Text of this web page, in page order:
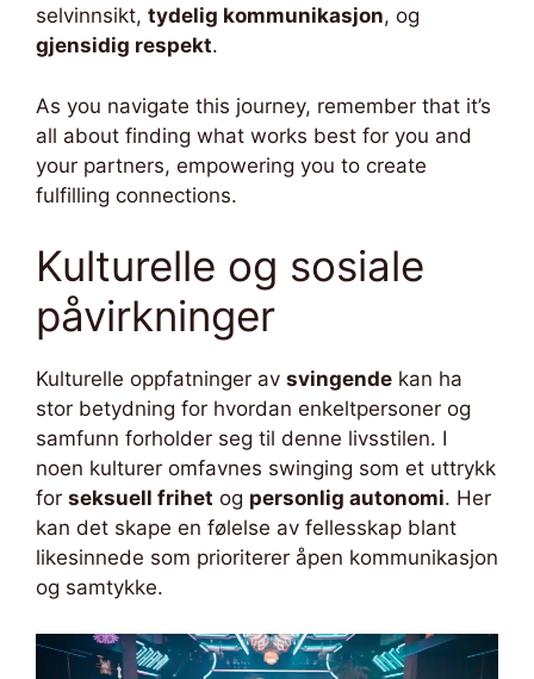
selvinnsikt, tydelig kommunikasjon, og
gjensidig respekt.
As you navigate this journey, remember that it’s
all about finding what works best for you and
your partners, empowering you to create
fulfilling connections.
Kulturelle og sosiale
påvirkninger
Kulturelle oppfatninger av svingende kan ha
stor betydning for hvordan enkeltpersoner og
samfunn forholder seg til denne livsstilen. I
noen kulturer omfavnes swinging som et uttrykk
for seksuell frihet og personlig autonomi. Her
kan det skape en følelse av fellesskap blant
likesinnede som prioriterer åpen kommunikasjon
og samtykke.